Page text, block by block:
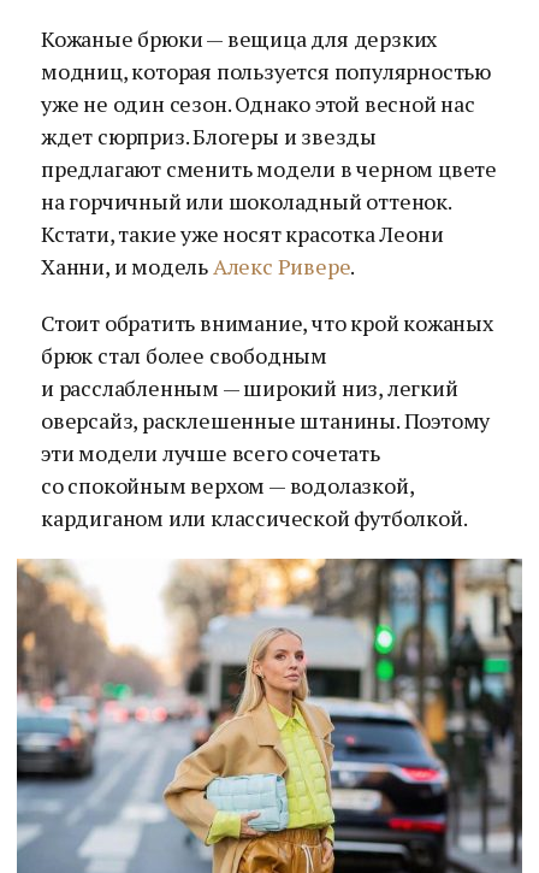
Кожаные брюки — вещица для дерзких
модниц, которая пользуется популярностью
уже не один сезон. Однако этой весной нас
ждет сюрприз. Блогеры и звезды
предлагают сменить модели в черном цвете
на горчичный или шоколадный оттенок.
Кстати, такие уже носят красотка Леони
Ханни, и модельАлекс Ривере.
Стоит обратить внимание, что крой кожаных
брюк стал более свободным
и расслабленным — широкий низ, легкий
оверсайз, расклешенные штанины. Поэтому
эти модели лучше всего сочетать
со спокойным верхом — водолазкой,
кардиганом или классической футболкой.